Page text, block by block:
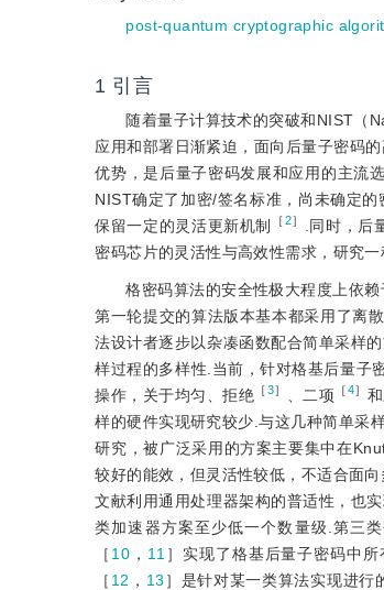
post-quantum cryptographic
1 引言
随着量子计算技术的突破和NIST（
应用和部署日渐紧迫，面向后量子密码
优势，是后量子密码发展和应用的主流
NIST确定了加密/签名标准，尚未确定
保留一定的灵活更新机制
［2］
.同时，后
密码芯片的灵活性与高效性需求，研究
格密码算法的安全性极大程度上依
第一轮提交的算法版本基本都采用了离
法设计者逐步以杂凑函数配合简单采样
样过程的多样性.当前，针对格基后量子
操作，关于均匀、拒绝
［3］ 、二项 ［4］
样的硬件实现研究较少.与这几种简单采
研究，被广泛采用的方案主要集中在
较好的能效，但灵活性较低，不适合面
文献利用通用处理器架构的普适性，也
类加速器方案至少低一个数量级.第三
［ 10 ， 11 ］实现了格基后量子密码中
［ 12 ， 13 ］是针对某一类算法实现进行